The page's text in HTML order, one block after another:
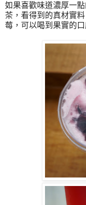
如果喜歡味道濃厚一
茶，看得到的真材實
莓，可以喝到果實的